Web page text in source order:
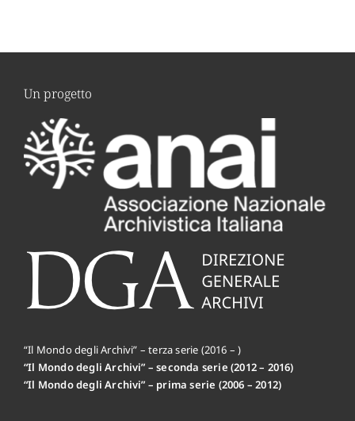
Un progetto
“Il Mondo degli Archivi” – terza serie (2016 – )
“Il Mondo degli Archivi” – seconda serie (2012 – 2016)
“Il Mondo degli Archivi” – prima serie (2006 – 2012)